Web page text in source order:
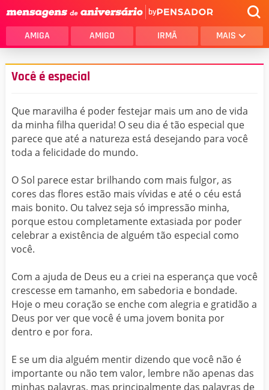
by
AMIGA AMIGO IRMÃ MAIS
Você é especial
Que maravilha é poder festejar mais um ano de vida
da minha filha querida! O seu dia é tão especial que
parece que até a natureza está desejando para você
toda a felicidade do mundo.
O Sol parece estar brilhando com mais fulgor, as
cores das flores estão mais vívidas e até o céu está
mais bonito. Ou talvez seja só impressão minha,
porque estou completamente extasiada por poder
celebrar a existência de alguém tão especial como
você.
Com a ajuda de Deus eu a criei na esperança que você
crescesse em tamanho, em sabedoria e bondade.
Hoje o meu coração se enche com alegria e gratidão a
Deus por ver que você é uma jovem bonita por
dentro e por fora.
E se um dia alguém mentir dizendo que você não é
importante ou não tem valor, lembre não apenas das
minhas palavras, mas principalmente das palavras de